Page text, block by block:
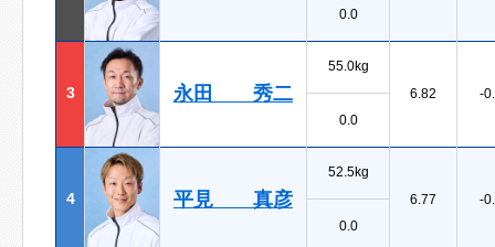
0.0
3 永田 秀二
55.0kg
6.82
-
0.0
4 平見 真彦
52.5kg
6.77
-
0.0